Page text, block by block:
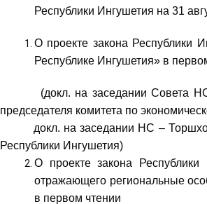
Республики Ингушетия на 31
О проекте закона Республики
Республике Ингушетия» в
(докл. на заседании Совета НС и
председателя комитета по
докл. на заседании НС – Торшхоев
Республики Ингушетия)
О проекте закона
отражающего региональные
в первом чтении